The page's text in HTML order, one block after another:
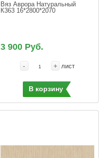
Вяз Аврора Натуральный
К363 16*2800*2070
3 900 Руб.
- + лист
В корзину